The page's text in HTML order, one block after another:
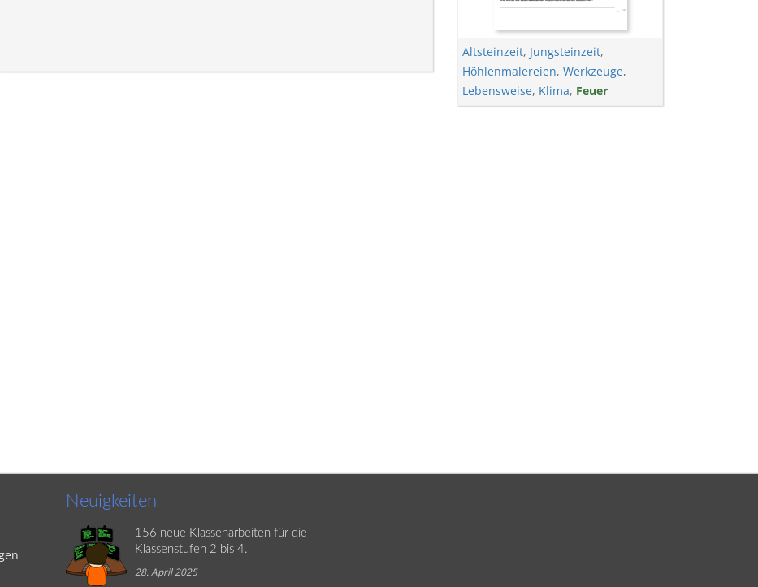
Altsteinzeit, Jungsteinzeit,
Höhlenmalereien,Werkzeuge,
Lebensweise, Klima, Feuer
Neuigkeiten
156 neue Klassenarbeiten für die
Klassenstufen 2 bis 4.
28. April 2025